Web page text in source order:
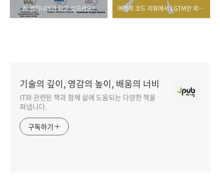
AI 엔지니어가 되고 싶으세요? 여전히 코드 리뷰에서 LGTM만 외치고 있다면
기술의 깊이, 영감의 높이, 배움의 너비
IT와 관련된 책과 함께 삶에 도움되는 다양한 책을
펴냅니다.
구독하기